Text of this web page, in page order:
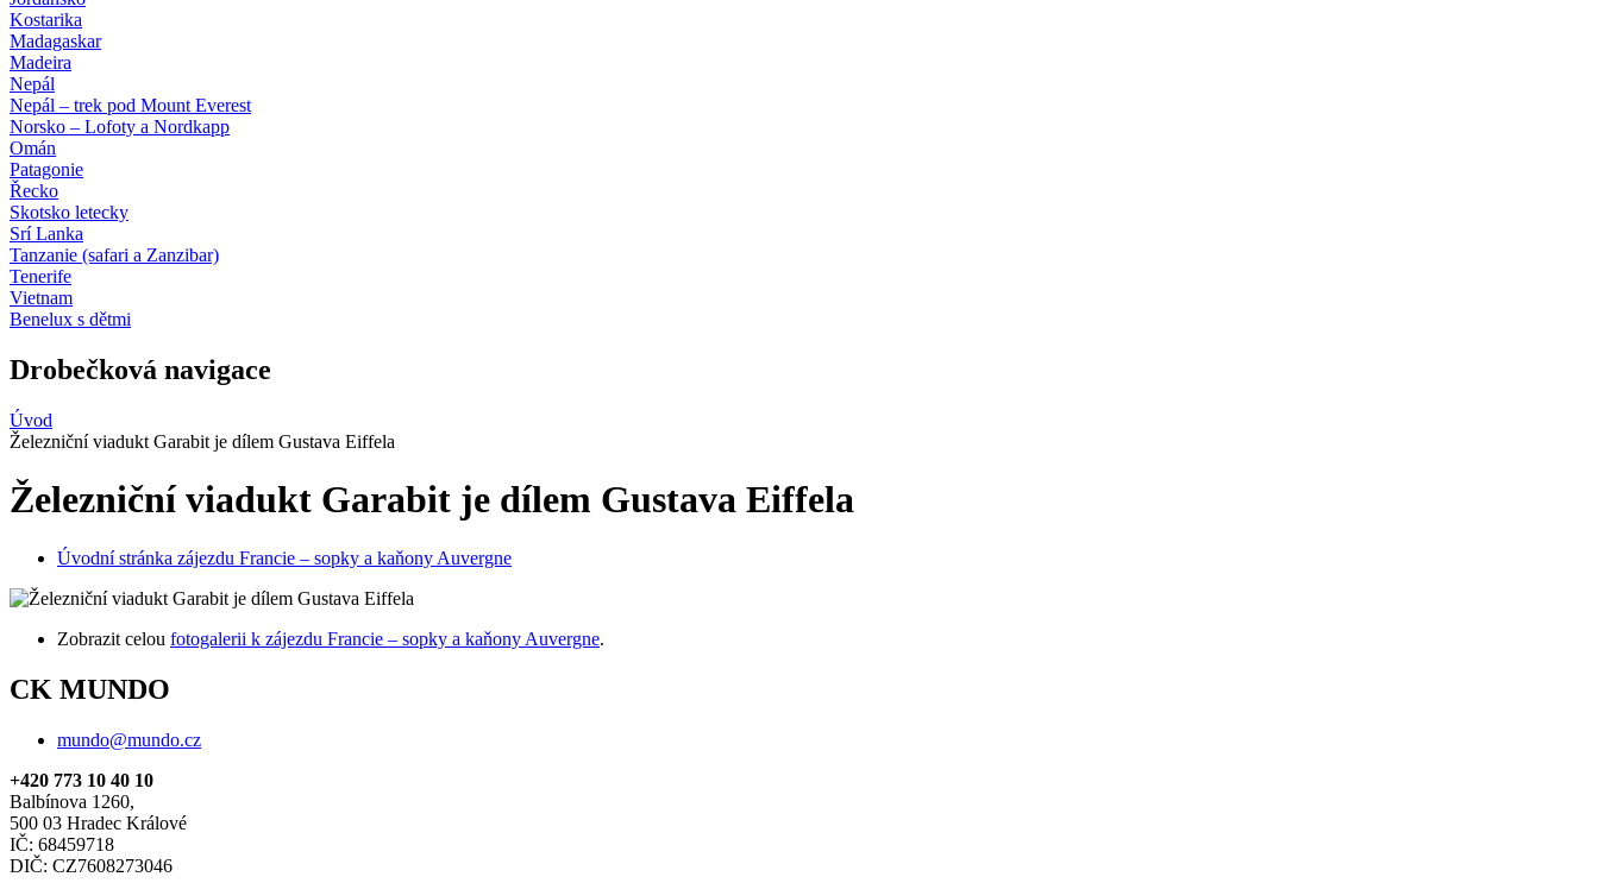
Kostarika
Madagaskar
Madeira
Nepál
Nepál – trek pod Mount Everest
Norsko – Lofoty a Nordkapp
Omán
Patagonie
Řecko
Skotsko letecky
Srí Lanka
Tanzanie (safari a Zanzibar)
Tenerife
Vietnam
Benelux s dětmi
Drobečková navigace
Úvod
Železniční viadukt Garabit je dílem Gustava Eiffela
Železniční viadukt Garabit je dílem Gustava Eiffela
Úvodní stránka zájezdu Francie – sopky a kaňony Auvergne
Zobrazit celou fotogalerii k zájezdu Francie – sopky a kaňony Auvergne.
CK MUNDO
mundo@mundo.cz
+420 773 10 40 10
Balbínova 1260,
500 03 Hradec Králové
IČ: 68459718
DIČ: CZ7608273046